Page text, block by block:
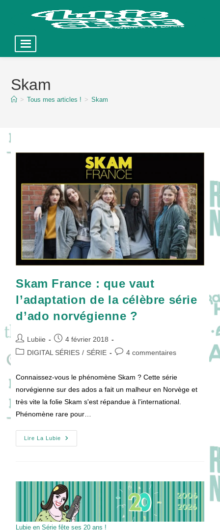
contentSkam
> Tous mes articles ! > Skam
Skam France : que vaut
l’adaptation de la célèbre série
d’ado norvégienne ?
Auteur/autrice
de
Lubiie
Publication
publiée :
4 février 2018
PostDIGITAL SÉRIES / SÉRIE
Commentaires
4 commentaires
Connaissez-vous le phénomène Skam ? Cette série
norvégienne sur des ados a fait un malheur en Norvège et
très vite la folie Skam s'est répandue à l'international.
Phénomène rare pour…
Lire La Lubie
Skam
France
De
La
Célèbre
Série
D’ado
Norvégienne
?
Lubie en Série fête ses 20 ans !